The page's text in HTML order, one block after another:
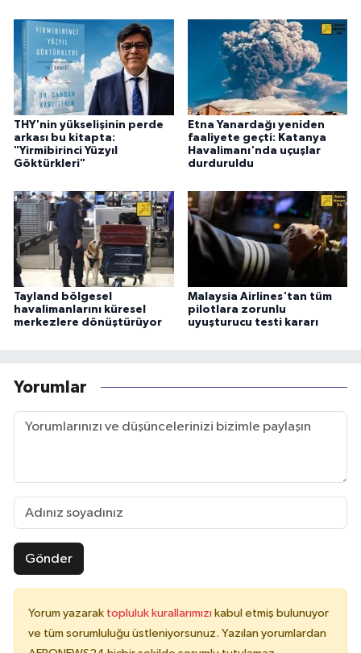
THY'nin yükselişinin perde
arkası bu kitapta:
"Yirmibirinci Yüzyıl
Göktürkleri"
Etna Yanardağı yeniden
faaliyete geçti: Katanya
Havalimanı'nda uçuşlar
durduruldu
Tayland bölgesel
havalimanlarını küresel
merkezlere dönüştürüyor
Malaysia Airlines'tan tüm
pilotlara zorunlu
uyuşturucu testi kararı
Yorumlar
Gönder
Yorum yazarak topluluk kurallarımızı kabul etmiş bulunuyor
ve tüm sorumluluğu üstleniyorsunuz. Yazılan yorumlardan